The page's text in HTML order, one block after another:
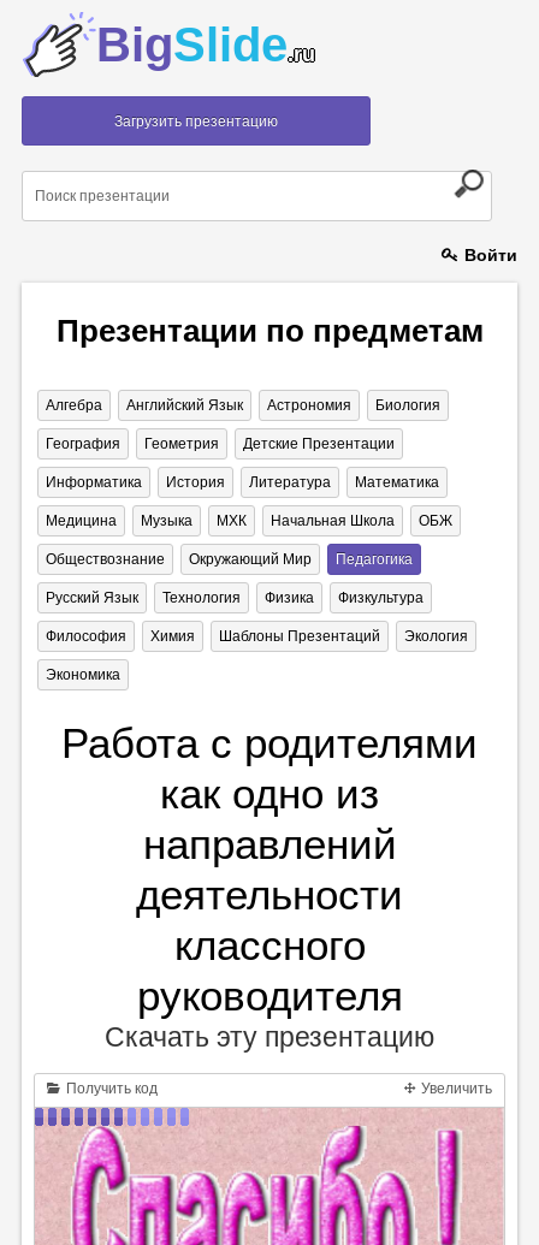
BigSlide.ru
Загрузить презентацию
Войти
Презентации по предметам
Алгебра Английский Язык Астрономия Биология
География Геометрия Детские Презентации
Информатика История Литература Математика
Медицина Музыка МХК Начальная Школа ОБЖ
Обществознание Окружающий Мир Педагогика
Русский Язык Технология Физика Физкультура
Философия Химия Шаблоны Презентаций Экология
Экономика
Работа с родителями
как одно из
направлений
деятельности
классного
руководителя
Скачать эту презентацию
Получить код Увеличить